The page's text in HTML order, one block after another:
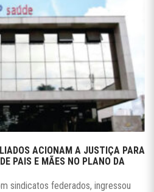
ACIONAM A JUSTIÇA PARA
PAIS E MÃES NO PLANO DA
sindicatos federados, ingressou